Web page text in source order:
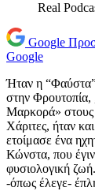
Real
Google
Google
Ήταν η
στην Φρουτοπία,
Μαρκορά» στους
Χάριτες, ήταν
ετοίμασε ένα
Κώνστα, που
φυσιολογική
-όπως έλεγε-